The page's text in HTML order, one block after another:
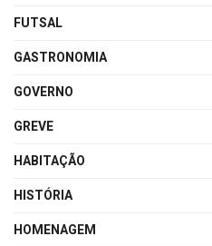
FUTSAL
GASTRONOMIA
GOVERNO
GREVE
HABITAÇÃO
HISTÓRIA
HOMENAGEM